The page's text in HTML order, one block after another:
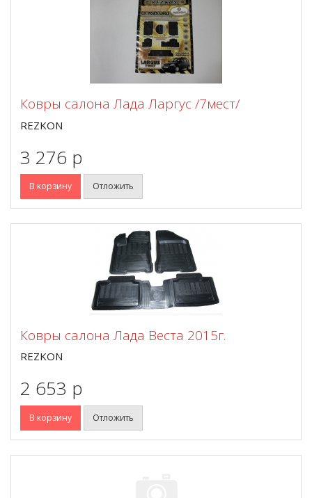
Ковры салона Лада Ларгус /7мест/
REZKON
3 276 p
В корзину Отложить
Ковры салона Лада Веста 2015г.
REZKON
2 653 p
В корзину Отложить